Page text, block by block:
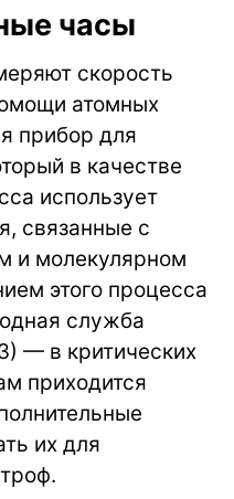
часы
скорость
атомных
прибор для
в качестве
использует
связанные с
и молекулярном
этого процесса
служба
— в критических
приходится
их для